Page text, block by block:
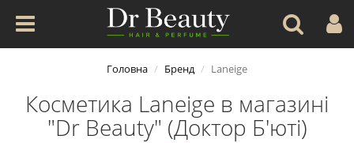
Головна Бренд Laneige
Косметика Laneige в магазині
"Dr Beauty" (Доктор Б'юті)